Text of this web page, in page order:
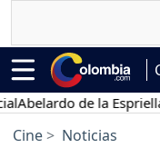
de la EspriellaLiga
Cine Noticias